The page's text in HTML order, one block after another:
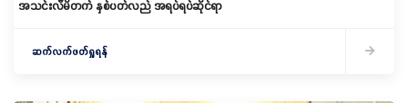
အသင်းလီမိတက် နှစ်ပတ်လည် အရပ်ရပ်ဆိုင်ရာ
ဆက်လက်ဖတ်ရှုရန်